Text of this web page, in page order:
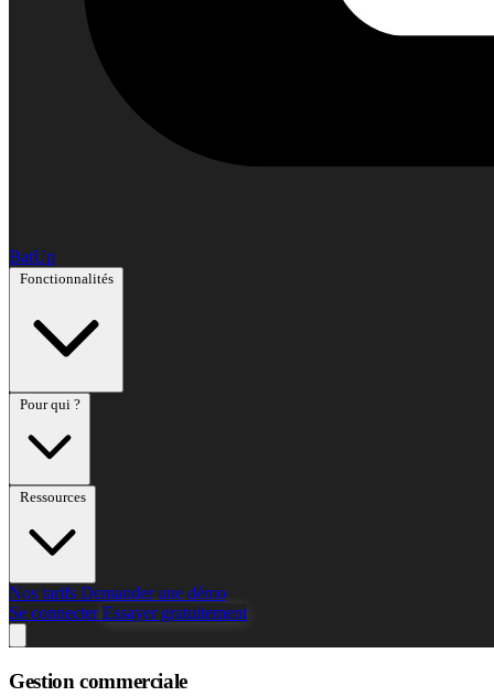
BatUp
Fonctionnalités
Pour qui ?
Ressources
Nos tarifs Demander une démo
Se connecterEssayer gratuitement
Gestion commerciale